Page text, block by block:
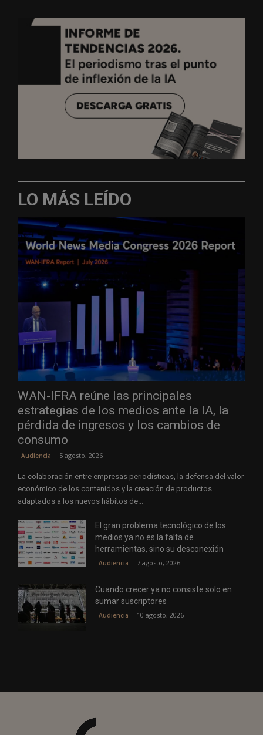
LO MÁS LEÍDO
WAN-IFRA reúne las principales
estrategias de los medios ante la IA, la
pérdida de ingresos y los cambios de
consumo
Audiencia 5 agosto, 2026
La colaboración entre empresas periodísticas, la defensa del valor
económico de los contenidos y la creación de productos
adaptados a los nuevos hábitos de...
El gran problema tecnológico de los
medios ya no es la falta de
herramientas, sino su desconexión
Audiencia 7 agosto, 2026
Cuando crecer ya no consiste solo en
sumar suscriptores
Audiencia 10 agosto, 2026